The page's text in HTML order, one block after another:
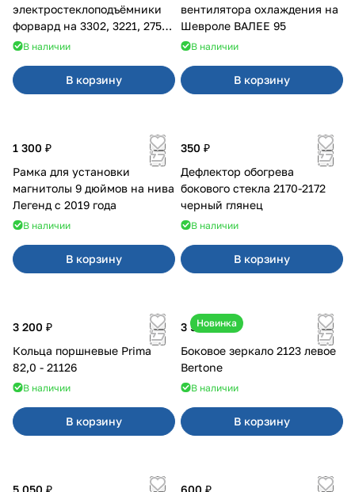
электростеклоподъёмники
форвард на 3302, 3221, 2752,
2217В наличии
В корзину
вентилятора охлаждения на
Шевроле ВАЛЕЕ 95
В наличии
В корзину
1 300 ₽
Рамка для установки
магнитолы 9 дюймов на нива
Легенд с 2019 года
В наличии
В корзину
350 ₽
Дефлектор обогрева
бокового стекла 2170-2172
черный глянец
В наличии
В корзину
3 200 ₽
Кольца поршневые Prima
82,0 - 21126
В наличии
В корзину
Новинка
3 500 ₽
Боковое зеркало 2123 левое
Bertone
В наличии
В корзину
5 050 ₽ 600 ₽